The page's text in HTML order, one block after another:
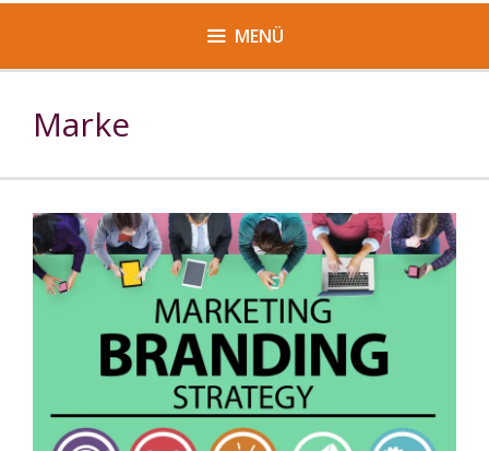
MENÜ
Marke